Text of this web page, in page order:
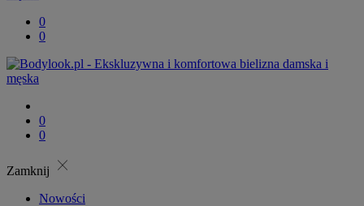
0
0
0
0
Zamknij close
Nowości